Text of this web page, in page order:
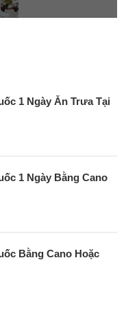
1 Ngày Ăn Trưa Tại
1 Ngày Bằng Cano
Bằng Cano Hoặc